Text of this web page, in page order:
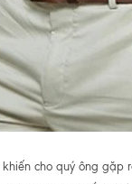
cho quý ông